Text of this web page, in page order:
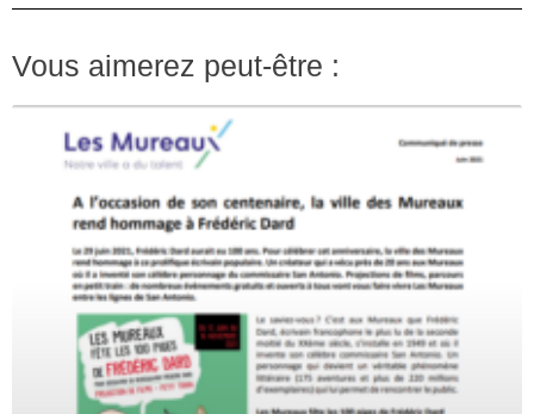
Vous aimerez peut-être :